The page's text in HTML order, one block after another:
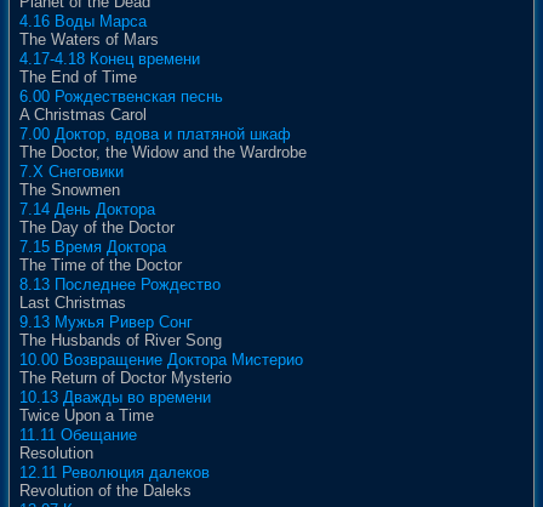
4.16 Воды Марса
The Waters of Mars
4.17-4.18 Конец времени
The End of Time
6.00 Рождественская песнь
A Christmas Carol
7.00 Доктор, вдова и платяной шкаф
The Doctor, the Widow and the Wardrobe
7.X Снеговики
The Snowmen
7.14 День Доктора
The Day of the Doctor
7.15 Время Доктора
The Time of the Doctor
8.13 Последнее Рождество
Last Christmas
9.13 Мужья Ривер Сонг
The Husbands of River Song
10.00 Возвращение Доктора Мистерио
The Return of Doctor Mysterio
10.13 Дважды во времени
Twice Upon a Time
11.11 Обещание
Resolution
12.11 Революция далеков
Revolution of the Daleks